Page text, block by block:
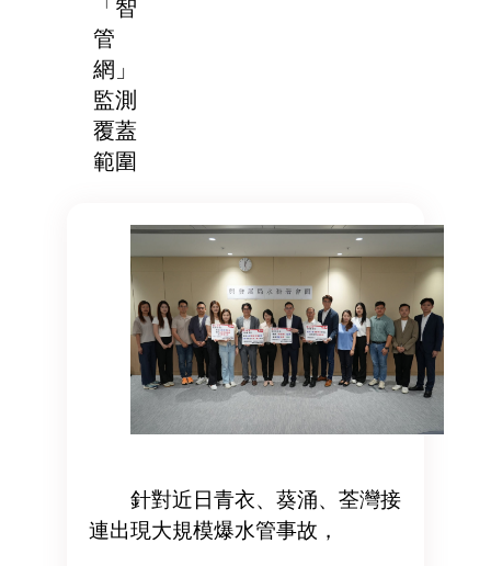
「智
管
網」
監測
覆蓋
範圍
針對近日青衣、葵涌、荃灣接
連出現大規模爆水管事故，